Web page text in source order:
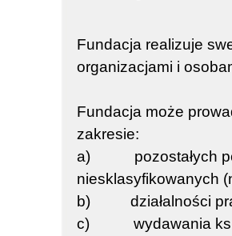
Fundacja realizuje
organizacjami i
Fundacja może
zakresie:
a) pozostałych
niesklasyfikowanych
b) działalności
c) wydawania